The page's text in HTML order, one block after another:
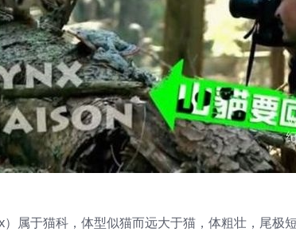
属于猫科，体型似猫而远大于猫，体粗壮，尾极